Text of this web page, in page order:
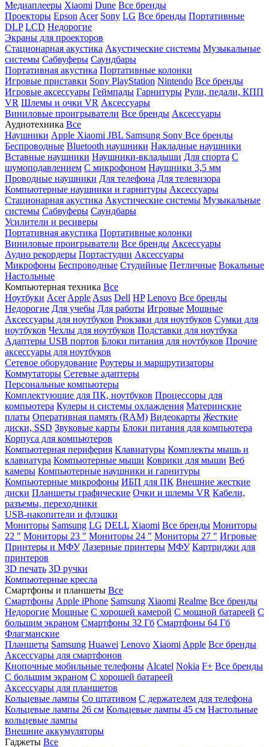
Медиаплееры Xiaomi Dune Все бренды
Проекторы Epson Acer Sony LG Все бренды Портативные
DLP LCD Недорогие
Экраны для проекторов
Стационарная акустика Акустические системы Музыкальные
системы Сабвуферы Саундбары
Портативная акустика Портативные колонки
Игровые приставки Sony PlayStation Nintendo Все бренды
Игровые аксессуары Геймпады Гарнитуры Рули, педали, КПП
VR Шлемы и очки VR Аксессуары
Виниловые проигрыватели Все бренды Аксессуары
Аудиотехника Все
Наушники Apple Xiaomi JBL Samsung Sony Все бренды
Беспроводные Bluetooth наушники Накладные наушники
Вставные наушники Наушники-вкладыши Для спорта С
шумоподавлением С микрофоном Наушники 3,5 мм
Проводные наушники Для телефона Для телевизора
Компьютерные наушники и гарнитуры Аксессуары
Стационарная акустика Акустические системы Музыкальные
системы Сабвуферы Саундбары
Усилители и ресиверы
Портативная акустика Портативные колонки
Виниловые проигрыватели Все бренды Аксессуары
Аудио рекордеры Портастудии Аксессуары
Микрофоны Беспроводные Студийные Петличные Вокальные
Настольные
Компьютерная техника Все
Ноутбуки Acer Apple Asus Dell HP Lenovo Все бренды
Недорогие Для учебы Для работы Игровые Мощные
Аксессуары для ноутбуков Рюкзаки для ноутбуков Сумки для
ноутбуков Чехлы для ноутбуков Подставки для ноутбука
Адаптеры USB портов Блоки питания для ноутбуков Прочие
аксессуары для ноутбуков
Сетевое оборудование Роутеры и маршрутизаторы
Коммутаторы Сетевые адаптеры
Персональные компьютеры
Комплектующие для ПК, ноутбуков Процессоры для
компьютера Кулеры и системы охлаждения Материнские
платы Оперативная память (RAM) Видеокарты Жесткие
диски, SSD Звуковые карты Блоки питания для компьютера
Корпуса для компьютеров
Компьютерная периферия Клавиатуры Комплекты мышь и
клавиатура Компьютерные мыши Коврики для мыши Веб
камеры Компьютерные наушники и гарнитуры
Компьютерные микрофоны ИБП для ПК Внешние жесткие
диски Планшеты графические Очки и шлемы VR Кабели,
разъемы, переходники
USB-накопители и флэшки
Мониторы Samsung LG DELL Xiaomi Все бренды Мониторы
22 " Мониторы 23 " Мониторы 24 " Мониторы 27 " Игровые
Принтеры и МФУ Лазерные принтеры МФУ Картриджи для
принтеров
3D печать 3D ручки
Компьютерные кресла
Смартфоны и планшеты Все
Смартфоны Apple iPhone Samsung Xiaomi Realme Все бренды
Недорогие Мощные С хорошей камерой С мощной батареей С
большим экраном Смартфоны 32 Гб Смартфоны 64 Гб
Флагманские
Планшеты Samsung Huawei Lenovo Xiaomi Apple Все бренды
Аксессуары для смартфонов
Кнопочные мобильные телефоны Alcatel Nokia F+ Все бренды
С большим экраном С хорошей батареей
Аксессуары для планшетов
Кольцевые лампы Со штативом C держателем для телефона
Кольцевые лампы 26 см Кольцевые лампы 45 см Настольные
кольцевые лампы
Внешние аккумуляторы
Гаджеты Все